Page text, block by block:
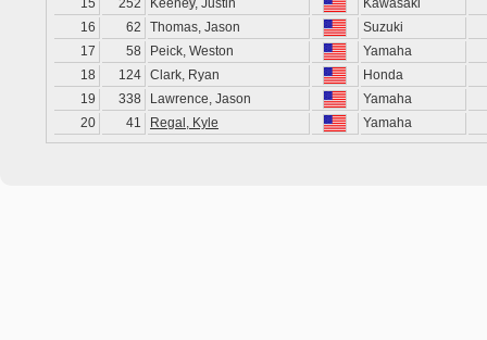
15
252 Keeney, Justin
Kawasaki
16
62 Thomas, Jason
Suzuki
17
58 Peick, Weston
Yamaha
18
124 Clark, Ryan
Honda
19
338 Lawrence, Jason
Yamaha
20
41 Regal, Kyle Yamaha